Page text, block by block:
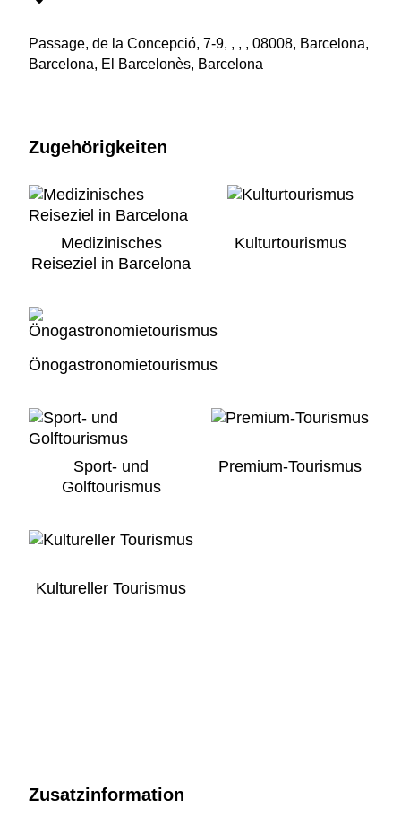
Passage, de la Concepció, 7-9, , , , 08008, Barcelona,
Barcelona, El Barcelonès, Barcelona
Zugehörigkeiten
Medizinisches
Reiseziel in Barcelona
Kulturtourismus
Önogastronomietourismus
Sport- und
Golftourismus
Premium-Tourismus
Kultureller Tourismus
Zusatzinformation